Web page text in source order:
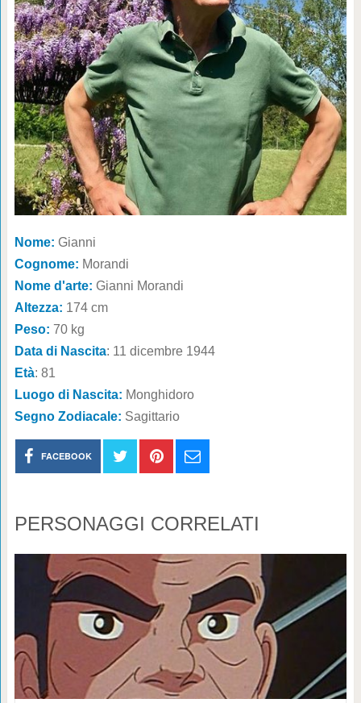
Nome: Gianni
Cognome: Morandi
Nome d'arte: Gianni Morandi
Altezza: 174 cm
Peso: 70 kg
Data di Nascita: 11 dicembre 1944
Età: 81
Luogo di Nascita: Monghidoro
Segno Zodiacale: Sagittario
FACEBOOK
PERSONAGGI CORRELATI